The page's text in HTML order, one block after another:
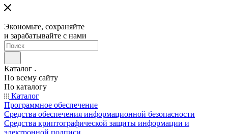
Экономьте, сохраняйте
и зарабатывайте с нами
Каталог
По всему сайту
По каталогу
Каталог
Программное обеспечение
Средства обеспечения информационной безопасности
Средства криптографической защиты информации и
электронной подписи